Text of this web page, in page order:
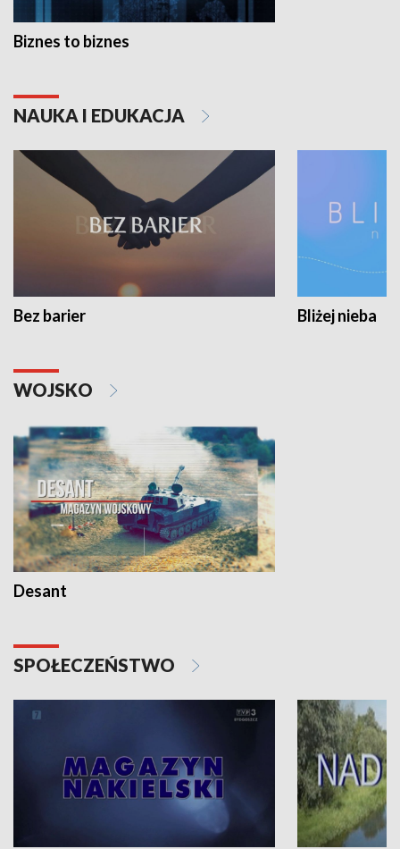
Biznes to biznes
NAUKA I EDUKACJA
Bez barier Bliżej nieba
WOJSKO
Desant
SPOŁECZEŃSTWO